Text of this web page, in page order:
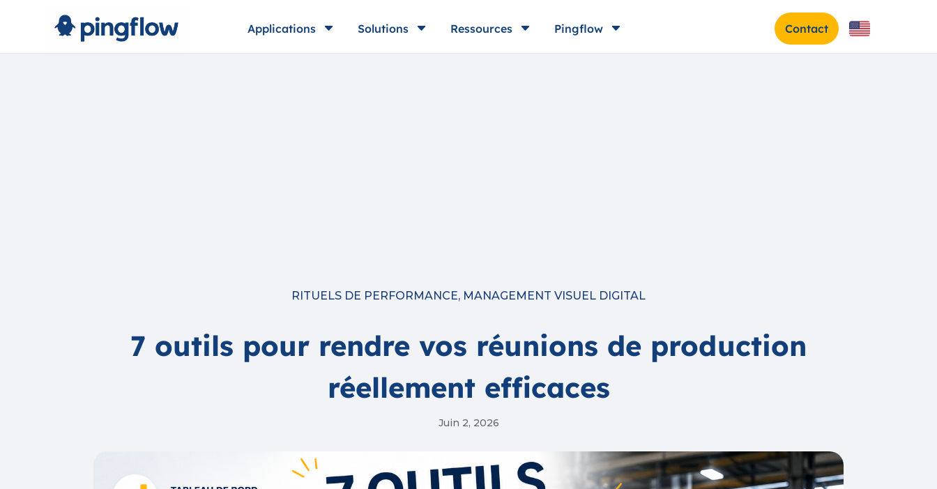
Contact
C
Pingflow
C
Ressources
C
Solutions
C
Applications
RITUELS DE PERFORMANCE, MANAGEMENT VISUEL DIGITAL
7 outils pour rendre vos réunions de production
réellement efficaces
Juin 2, 2026